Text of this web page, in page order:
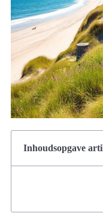
Inhoudsopgave